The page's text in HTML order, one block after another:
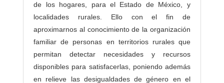
de los hogares, para el Estado de México, y
localidades rurales. Ello con el fin de
aproximarnos al conocimiento de la organización
familiar de personas en territorios rurales que
permitan detectar necesidades y recursos
disponibles para satisfacerlas, poniendo además
en relieve las desigualdades de género en el